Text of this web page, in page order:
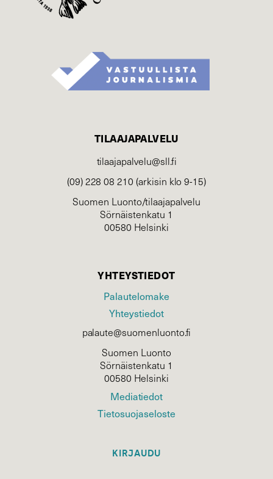
TILAAJAPALVELU
tilaajapalvelu@sll.fi
(09) 228 08 210 (arkisin klo 9-15)
Suomen Luonto/tilaajapalvelu
Sörnäistenkatu 1
00580 Helsinki
YHTEYSTIEDOT
Palautelomake
Yhteystiedot
palaute@suomenluonto.fi
Suomen Luonto
Sörnäistenkatu 1
00580 Helsinki
Mediatiedot
Tietosuojaseloste
KIRJAUDU